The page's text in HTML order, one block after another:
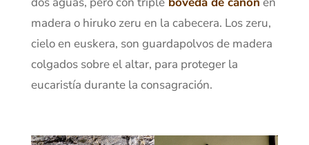
madera o hiruko zeru en la cabecera. Los zeru,
cielo en euskera, son guardapolvos de madera
colgados sobre el altar, para proteger la
eucaristía durante la consagración.